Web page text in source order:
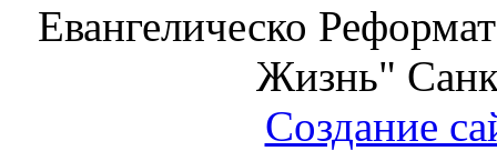
Евангелическо
Жизнь"
Создание